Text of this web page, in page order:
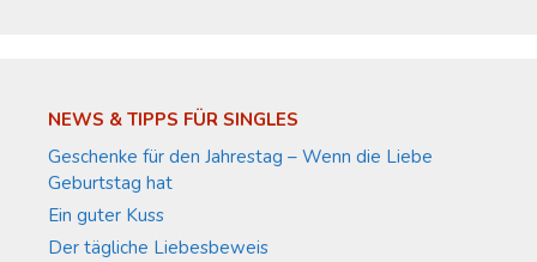
NEWS & TIPPS FÜR SINGLES
Geschenke für den Jahrestag – Wenn die Liebe
Geburtstag hat
Ein guter Kuss
Der tägliche Liebesbeweis